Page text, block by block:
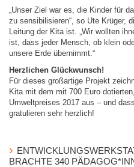
„Unser Ziel war es, die Kinder für
zu sensibilisieren“, so Ute Krüger,
Leitung der Kita ist. „Wir wollten
ist, dass jeder Mensch, ob klein
unsere Erde übernimmt.“
Herzlichen Glückwunsch!
Für dieses großartige Projekt
Kita mit dem mit 700 Euro
Umweltpreises 2017 aus – und
gratulieren sehr herzlich!
BRACHTE 340